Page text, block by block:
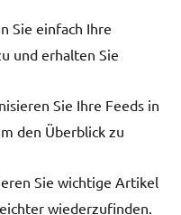
Sie einfach Ihre
und erhalten Sie
Sie Ihre Feeds in
den Überblick zu
Sie wichtige Artikel
wiederzufinden.